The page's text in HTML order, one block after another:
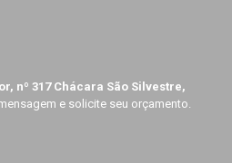
nº 317 Chácara São Silvestre,
e solicite seu orçamento.